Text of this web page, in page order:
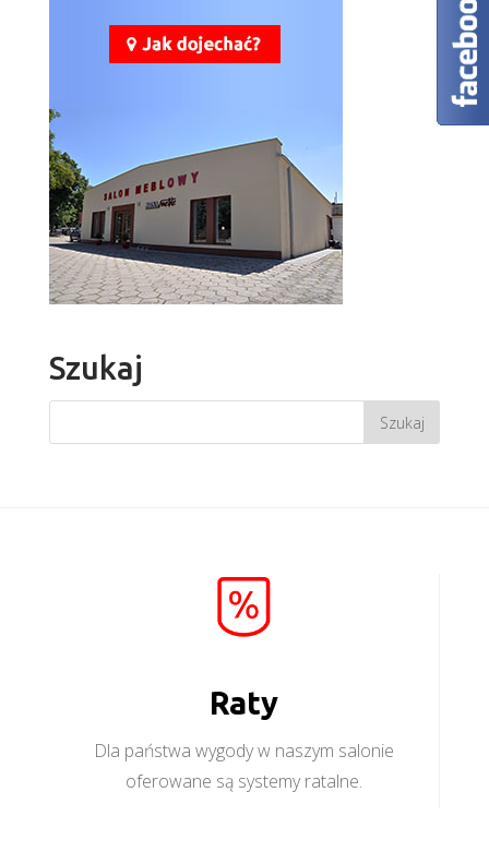
Szukaj
Raty
Dla państwa wygody w naszym salonie
oferowane są systemy ratalne.